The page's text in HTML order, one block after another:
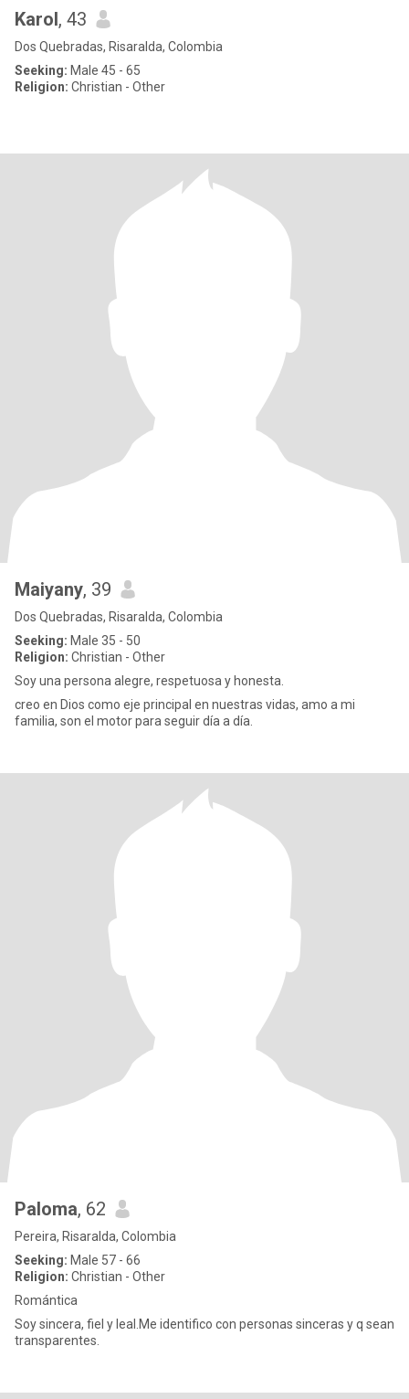
Karol, 43
Dos Quebradas, Risaralda, Colombia
Seeking: Male 45 - 65
Religion: Christian - Other
Maiyany, 39
Dos Quebradas, Risaralda, Colombia
Seeking: Male 35 - 50
Religion: Christian - Other
Soy una persona alegre, respetuosa y honesta.
creo en Dios como eje principal en nuestras vidas, amo a mi
familia, son el motor para seguir día a día.
Paloma, 62
Pereira, Risaralda, Colombia
Seeking: Male 57 - 66
Religion: Christian - Other
Romántica
Soy sincera, fiel y leal.Me identifico con personas sinceras y q sean
transparentes.